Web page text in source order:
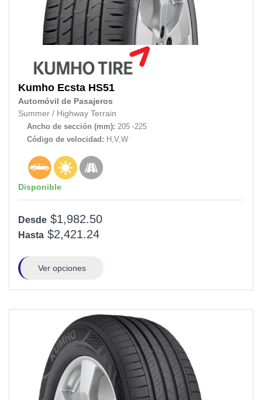
Kumho Ecsta HS51
Automóvil de Pasajeros
Summer / Highway Terrain
Ancho de sección (mm): 205 -225
Código de velocidad: H,V,W
Disponible
Desde $1,982.50
Hasta $2,421.24
Ver opciones